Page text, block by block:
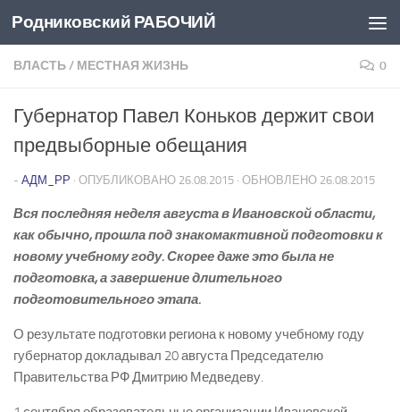
Перейти к содержимому
Родниковский РАБОЧИЙ
ВЛАСТЬ/ МЕСТНАЯ ЖИЗНЬ 0
Губернатор Павел Коньков держит свои
предвыборные обещания
- АДМ_РР · ОПУБЛИКОВАНО 26.08.2015 · ОБНОВЛЕНО 26.08.2015
Вся последняя неделя августа в Ивановской области,
как обычно, прошла под знакомактивной подготовки к
новому учебному году. Скорее даже это была не
подготовка, а завершение длительного
подготовительного этапа.
О результате подготовки региона к новому учебному году
губернатор докладывал 20 августа Председателю
Правительства РФ Дмитрию Медведеву.